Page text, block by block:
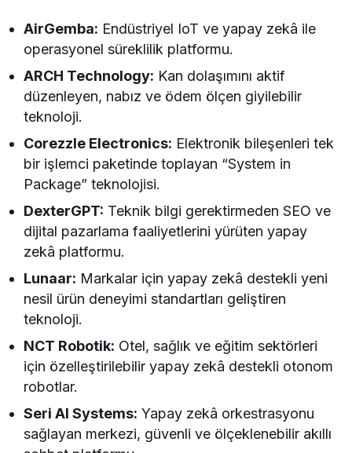
AirGemba: Endüstriyel IoT ve yapay zekâ ile
operasyonel süreklilik platformu.
ARCH Technology: Kan dolaşımını aktif
düzenleyen, nabız ve ödem ölçen giyilebilir
teknoloji.
Corezzle Electronics: Elektronik bileşenleri tek
bir işlemci paketinde toplayan “System in
Package” teknolojisi.
DexterGPT: Teknik bilgi gerektirmeden SEO ve
dijital pazarlama faaliyetlerini yürüten yapay
zekâ platformu.
Lunaar: Markalar için yapay zekâ destekli yeni
nesil ürün deneyimi standartları geliştiren
teknoloji.
NCT Robotik: Otel, sağlık ve eğitim sektörleri
için özelleştirilebilir yapay zekâ destekli otonom
robotlar.
Seri AI Systems: Yapay zekâ orkestrasyonu
sağlayan merkezi, güvenli ve ölçeklenebilir akıllı